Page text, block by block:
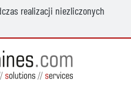
realizacji niezliczonych